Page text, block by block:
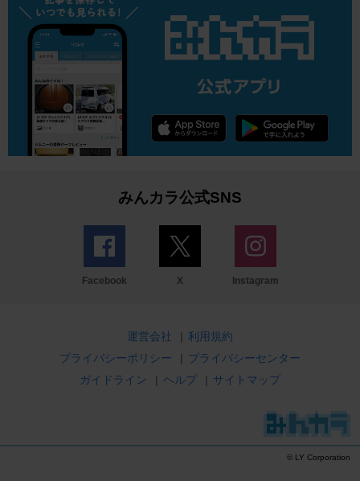
みんカラ公式SNS
Facebook X Instagram
運営会社 | 利用規約
プライバシーポリシー
| プライバシーセンター
ガイドライン
| ヘルプ | サイトマップ
© LY Corporation